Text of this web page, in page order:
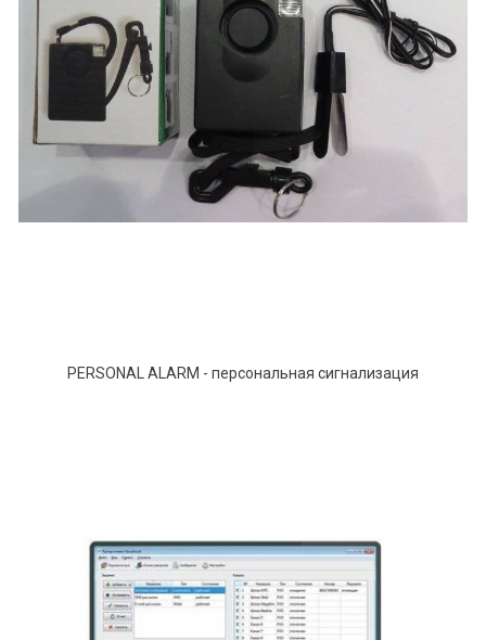
PERSONAL ALARM - персональная сигнализация